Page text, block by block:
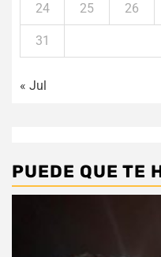
24 25 26
31
« Jul
PUEDE QUE TE